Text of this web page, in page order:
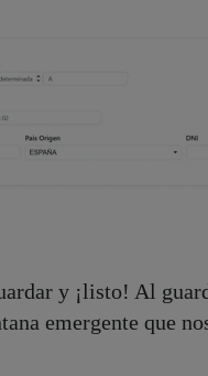
y ¡listo! Al
emergente que